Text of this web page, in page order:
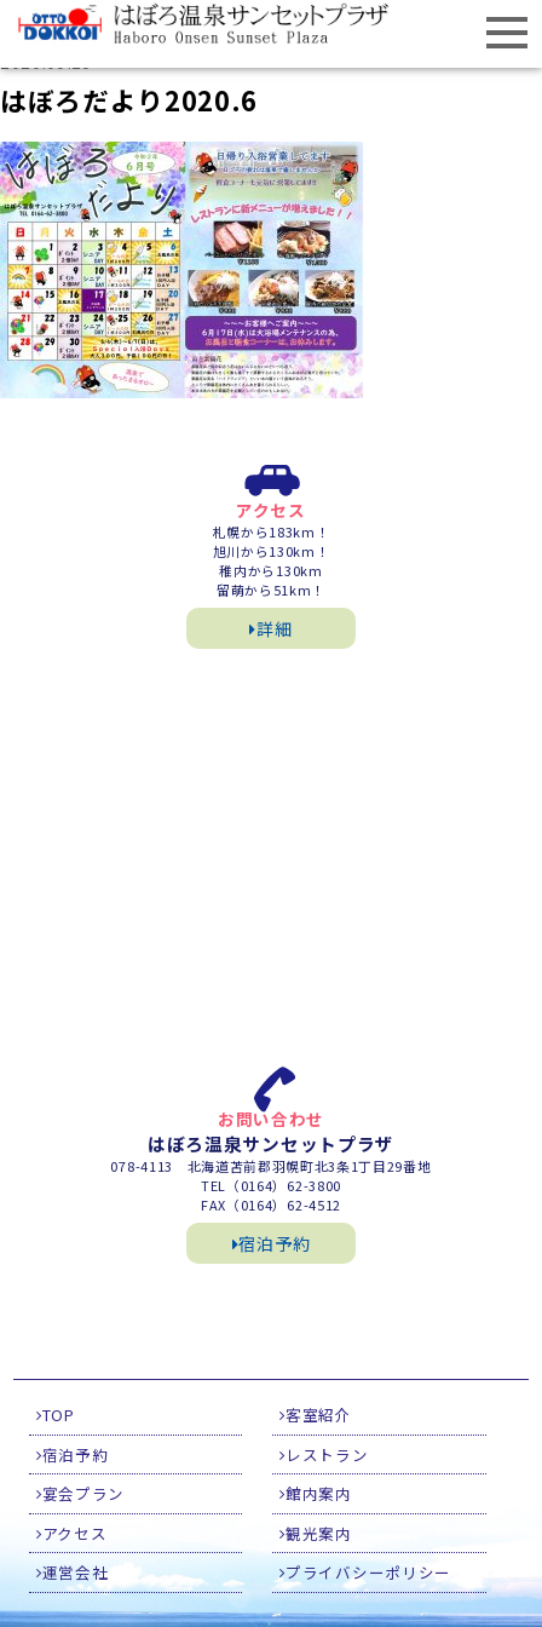
はぼろだより2020.6
アクセス
札幌から183km！
旭川から130km！
稚内から130km
留萌から51km！
詳細
お問い合わせ
はぼろ温泉サンセットプラザ
078-4113 北海道苫前郡羽幌町北3条1丁目29番地
TEL（0164）62-3800
FAX（0164）62-4512
宿泊予約
TOP
客室紹介
宿泊予約
レストラン
宴会プラン
館内案内
アクセス
観光案内
運営会社
プライバシーポリシー